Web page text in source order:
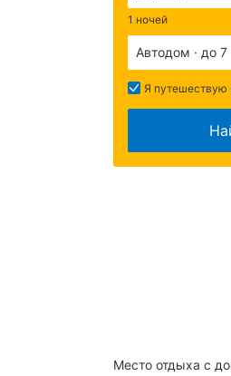
1 ночей
Автодом · до
Я путешествую
Место отдыха с